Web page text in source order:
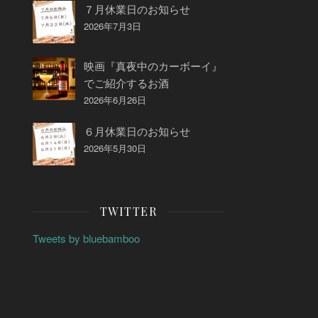
７月休業日のお知らせ
2026年7月3日
映画『真夜中のカーボーイ』
でご紹介するお酒
2026年6月26日
６月休業日のお知らせ
2026年5月30日
TWITTER
Tweets by bluebamboo